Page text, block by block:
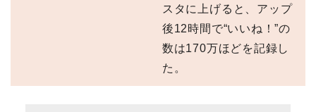
スタに上げると、アップ
後12時間で“いいね！”の
数は170万ほどを記録し
た。